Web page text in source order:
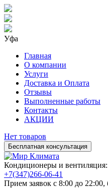
Уфа
Главная
О компании
Услуги
Доставка и Оплата
Отзывы
Выполненные работы
Контакты
АКЦИИ
Нет товаров
Бесплатная консультация
Кондиционеры и
+7(347)266-06-41
Прием заявок с 8:00 до